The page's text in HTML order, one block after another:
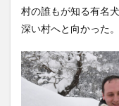
村の誰もが知る有名
深い村へと向かった。